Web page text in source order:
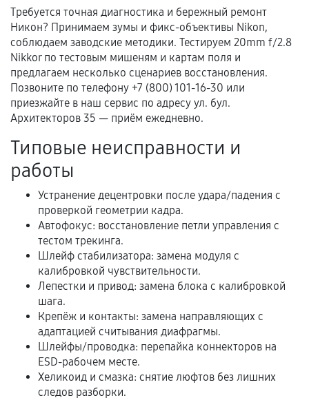
техническим характеристикам.
Документы для подтверждения
гарантии
Гарантийный талон.
услуг и сроком гарантии.
Документы на установленные комплектующие
и кассовый чек.
Расширенная гарантия
В некоторых случаях возможно оформление
расширенной гарантии. Стоимость, сроки и
условия продления согласовываются отдельно и
фиксируются в документах.
Когда гарантия не действует
Требуется точная диагностика и бережный ремонт
Никон? Принимаем зумы и фикс-объективы Nikon,
соблюдаем заводские методики. Тестируем 20mm f/2.8
Nikkor по тестовым мишеням и картам поля и
предлагаем несколько сценариев восстановления.
Позвоните по телефону +7 (800) 101-16-30 или
приезжайте в наш сервис по адресу ул. бул.
Архитекторов 35 — приём ежедневно.
Типовые неисправности и
работы
Устранение децентровки после удара/падения с
проверкой геометрии кадра.
Автофокус: восстановление петли управления с
тестом трекинга.
Шлейф стабилизатора: замена модуля с
калибровкой чувствительности.
Лепестки и привод: замена блока с калибровкой
шага.
Крепёж и контакты: замена направляющих с
адаптацией считывания диафрагмы.
Шлейфы/проводка: перепайка коннекторов на
ESD-рабочем месте.
Хеликоид и смазка: снятие люфтов без лишних
следов разборки.